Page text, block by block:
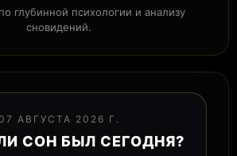
глубинной психологии и анализу
сновидений.
АВГУСТА 2026 Г.
СОН БЫЛ СЕГОДНЯ?